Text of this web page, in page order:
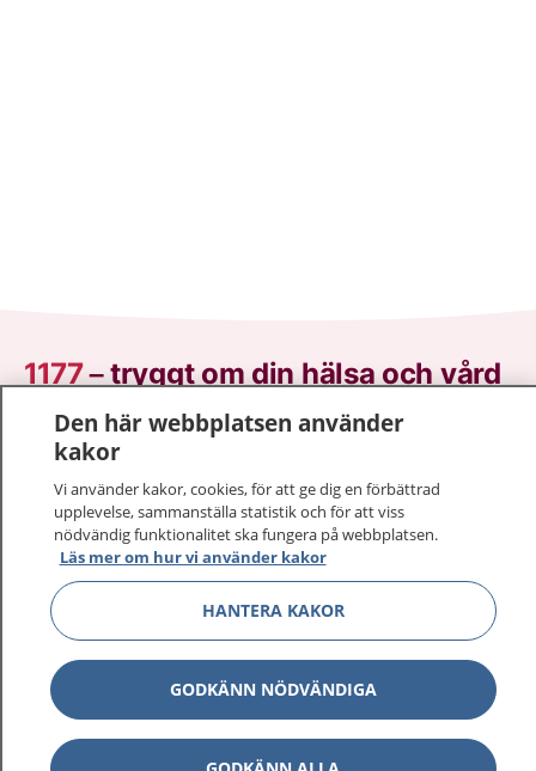
1177–tryggt om din hälsa och vård
På 1177.se får du råd om hälsa och information om
sjukdomar och vilka mottagningar du kan kontakta.
Logga in för att läsa din journal och göra dina
vårdärenden. Ring telefonnummer 1177 för
sjukvårdsrådgivning dygnet runt.
1177 ger dig råd när du vill må bättre.
1177 på flera språk Visa
Den här webbplatsen använder
kakor
Vi använder kakor, cookies, för att ge dig en förbättrad
upplevelse, sammanställa statistik och för att viss
nödvändig funktionalitet ska fungera på webbplatsen.
Läs mer om hur vi använder kakor
HANTERA KAKOR
GODKÄNN NÖDVÄNDIGA